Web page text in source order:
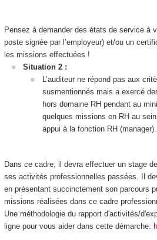
Pensez à demander des états de service à
poste signée par l’employeur) et/ou un
les missions effectuées !
Situation 2 :
L’auditeur ne répond pas aux
susmentionnés mais a exercé
hors domaine RH pendant au
quelques missions en RH au
appui à la fonction RH (manager).
Dans ce cadre, il devra effectuer un stage
ses activités professionnelles passées. Il
en présentant succinctement son parcours
missions réalisées dans ce cadre
Une méthodologie du rapport d'activités/
ligne pour vous aider dans cette démarche.